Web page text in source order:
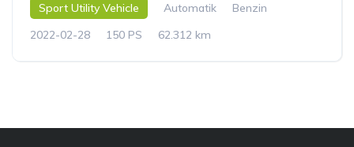
Sport Utility Vehicle Automatik
Benzin
2022-02-28
150 PS 62.312 km